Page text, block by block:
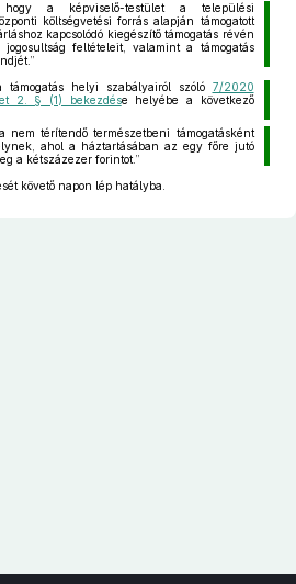
a képviselő-testület a települési
költségvetési forrás alapján támogatott
kapcsolódó kiegészítő támogatás révén
feltételeit, valamint a támogatás
helyi szabályairól szóló 7/2020
2. § (1) bekezdése helyébe a következő
nem térítendő természetbeni támogatásként
ahol a háztartásában az egy főre jutó
a kétszázezer forintot.”
követő napon lép hatályba.